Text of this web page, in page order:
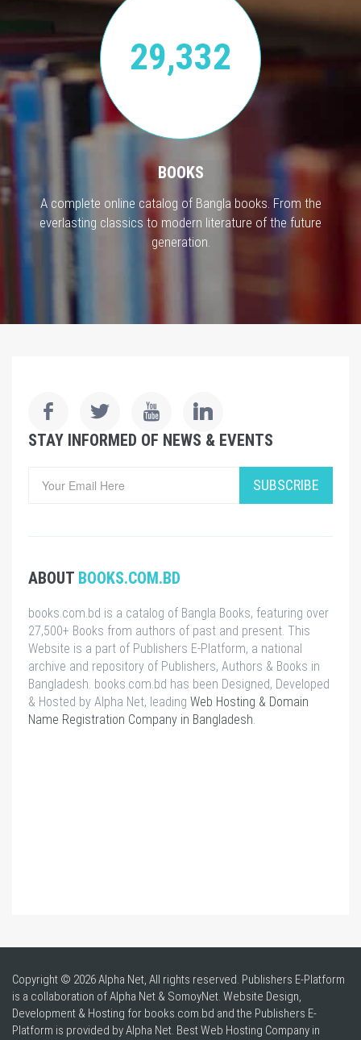
29,332
BOOKS
A complete online catalog of Bangla books. From the
everlasting classics to modern literature of the future
generation.
STAY INFORMED OF NEWS & EVENTS
SUBSCRIBE
ABOUT BOOKS.COM.BD
books.com.bd is a catalog of Bangla Books, featuring over
27,500+ Books from authors of past and present. This
Website is a part of Publishers E-Platform, a national
archive and repository of Publishers, Authors & Books in
Bangladesh. books.com.bd has been Designed, Developed
& Hosted by Alpha Net, leading Web Hosting & Domain
Name Registration Company in Bangladesh
Copyright © 2026 Alpha Net, All rights reserved. Publishers E-Platform
is a collaboration of Alpha Net & SomoyNet. Website Design,
Development & Hosting for books.com.bd and the Publishers E-
Platform is provided by Alpha Net. BestWeb Hosting Company in